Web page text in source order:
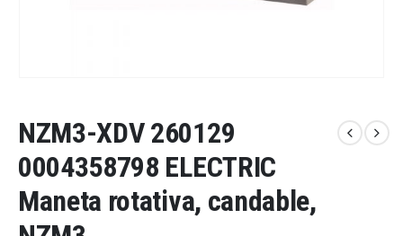
NZM3-XDV 260129
0004358798 ELECTRIC
Maneta rotativa, candable,